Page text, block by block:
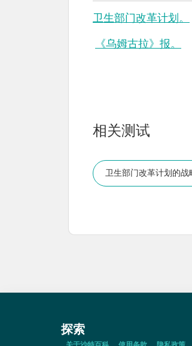
卫生部门改革计划。
《乌姆古拉》报。
相关测试
卫生部门改革计划的战
探索